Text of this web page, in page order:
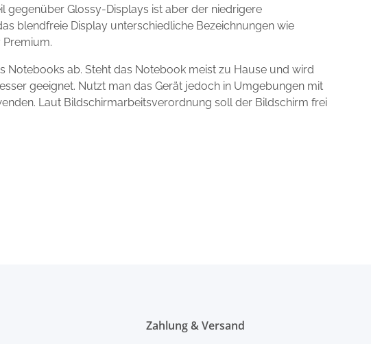
gegenüber Glossy-Displays ist aber der niedrigere
blendfreie Display unterschiedliche Bezeichnungen wie
Premium.
Notebooks ab. Steht das Notebook meist zu Hause und wird
geeignet. Nutzt man das Gerät jedoch in Umgebungen mit
Laut Bildschirmarbeitsverordnung soll der Bildschirm frei
Zahlung & Versand